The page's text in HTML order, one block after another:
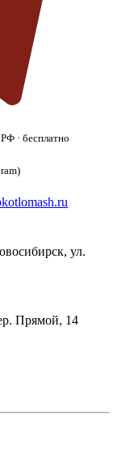
· бесплатно
ул.
Прямой, 14